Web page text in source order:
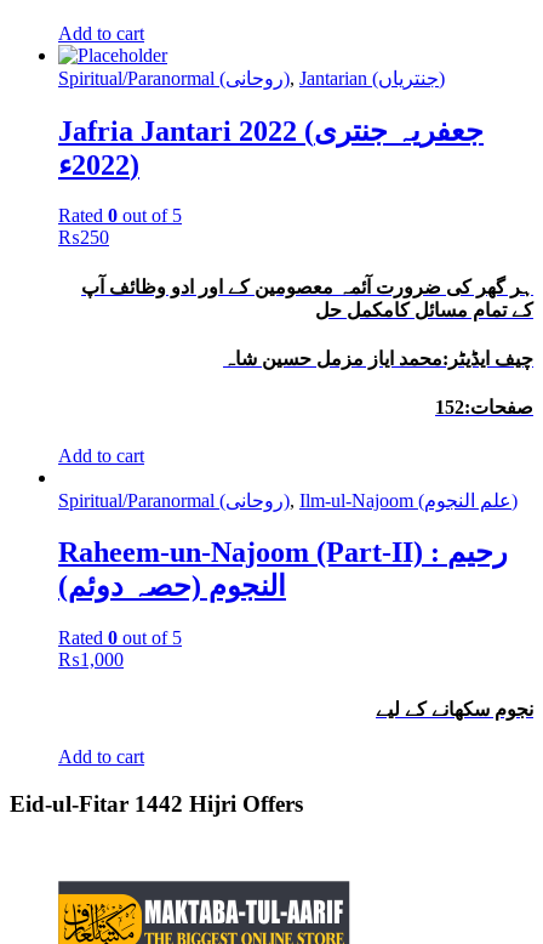
Add to cart
Spiritual/Paranormal (روحانی), Jantarian (جنتریاں)
Jafria Jantari 2022 (جعفریہ جنتری
2022ء)
Rated 0 out of 5
₨250
ہر گھر کی ضرورت آئمہ معصومین کے اور ادو وظائف آپ
کے تمام مسائل کامکمل حل
چیف ایڈیٹر:محمد ایاز مزمل حسین شاہ
صفحات:152
Add to cart
Spiritual/Paranormal (روحانی), Ilm-ul-Najoom (علم النجوم)
Raheem-un-Najoom (Part-II) : رحیم
النجوم (حصہ دوئم)
Rated 0 out of 5
₨1,000
نجوم سکھانے کے لیے
Add to cart
Eid-ul-Fitar 1442 Hijri Offers